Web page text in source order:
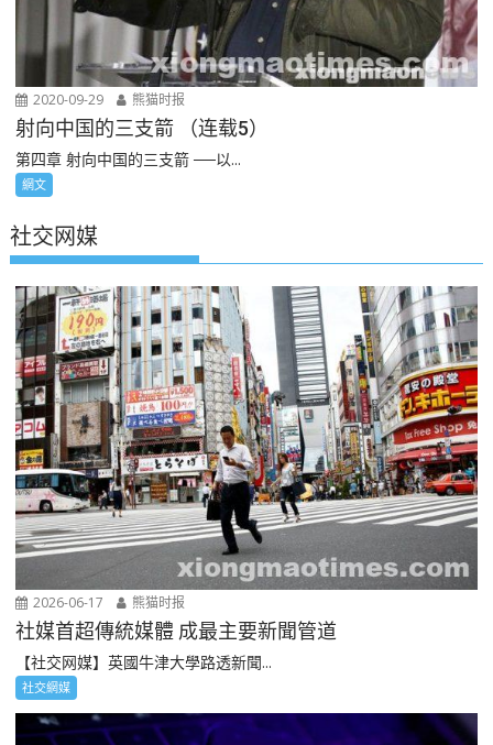
2020-09-29 熊猫时报
射向中国的三支箭 （连载5）
第四章 射向中国的三支箭 ──以...
網文
社交网媒
2026-06-17 熊猫时报
社媒首超傳統媒體 成最主要新聞管道
【社交网媒】英國牛津大學路透新聞...
社交網媒